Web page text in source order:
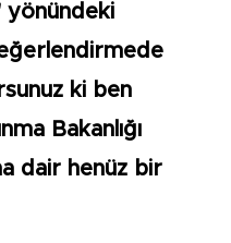
yönündeki
ki ben
Bakanlığı
dair henüz bir